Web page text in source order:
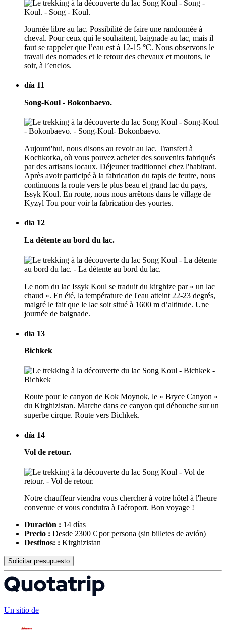
Journée libre au lac. Possibilité de faire une randonnée à
cheval. Pour ceux qui le souhaitent, baignade au lac, mais il
faut se rappeler que l’eau est à 12-15 °C. Nous observons le
travail des nomades et le retour des chevaux et moutons, le
soir, à l’enclos.
día 11
Song-Koul - Bokonbaevo.
Aujourd'hui, nous disons au revoir au lac. Transfert à
Kochkorka, où vous pouvez acheter des souvenirs fabriqués
par des artisans locaux. Déjeuner traditionnel chez l'habitant.
Après avoir participé à la fabrication du tapis de feutre, nous
continuons la route vers le plus beau et grand lac du pays,
Issyk Koul. En route, nous nous arrêtons dans le village de
Kyzyl Tou pour voir la fabrication des yourtes.
día 12
La détente au bord du lac.
Le nom du lac Issyk Koul se traduit du kirghize par « un lac
chaud ». En été, la température de l'eau atteint 22-23 degrés,
malgré le fait que le lac soit situé à 1600 m d’altitude. Une
journée de baignade.
día 13
Bichkek
Route pour le canyon de Kok Moynok, le « Bryce Canyon »
du Kirghizistan. Marche dans ce canyon qui débouche sur un
superbe cirque. Route vers Bichkek.
día 14
Vol de retour.
Notre chauffeur viendra vous chercher à votre hôtel à l'heure
convenue et vous conduira à l'aéroport. Bon voyage !
Duración : 14 días
Precio : Desde 2300 € por persona (sin billetes de avión)
Destinos: : Kirghizistan
Solicitar presupuesto
Un sitio de